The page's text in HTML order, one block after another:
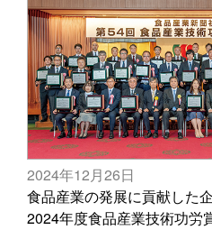
2024年12月26日
食品産業の発展に貢献した
2024年度食品産業技術功労